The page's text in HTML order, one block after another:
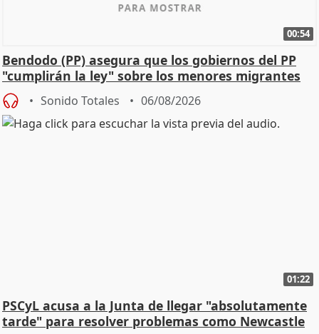
00:54
Bendodo (PP) asegura que los gobiernos del PP
"cumplirán la ley" sobre los menores migrantes
Sonido Totales 06/08/2026
01:22
PSCyL acusa a la Junta de llegar "absolutamente
tarde" para resolver problemas como Newcastle